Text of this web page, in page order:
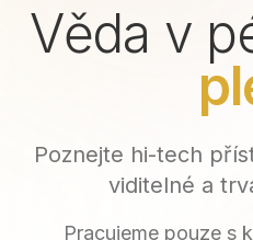
Věda v
Poznejte hi-tech
viditelné a
Pracujeme pouze s